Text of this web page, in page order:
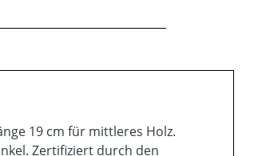
19 cm für mittleres Holz.
Zertifiziert durch den